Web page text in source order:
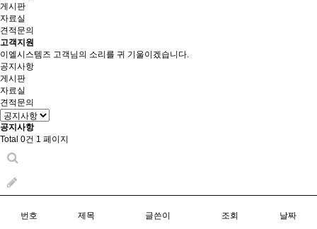
게시판
자료실
견적문의
고객지원
이엘시스템즈 고객님의 소리를 귀 기울이겠습니다.
공지사항
게시판
자료실
견적문의
공지사항
Total 0건 1 페이지
번호 제목 글쓴이 조회 날짜